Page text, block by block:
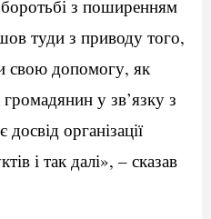
з поширенням
туди з приводу того,
свою допомогу, як
у зв’язку з
організації
і так далі», – сказав